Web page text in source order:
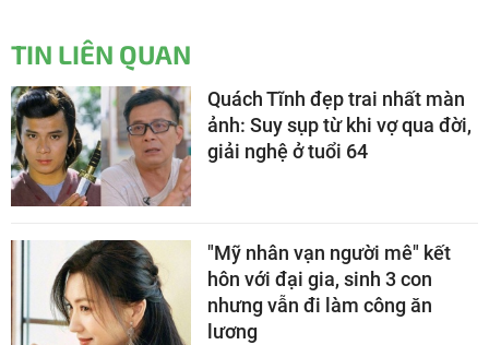
TIN LIÊN QUAN
Quách Tĩnh đẹp trai nhất màn
ảnh: Suy sụp từ khi vợ qua đời,
giải nghệ ở tuổi 64
"Mỹ nhân vạn người mê" kết
hôn với đại gia, sinh 3 con
nhưng vẫn đi làm công ăn
lương